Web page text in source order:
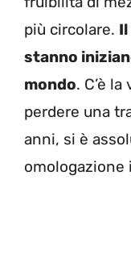
più circolare.
stanno
mondo. C’è
perdere una
anni, si è
omologazione